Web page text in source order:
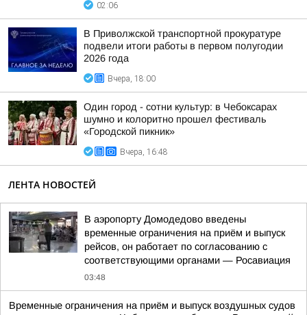
02:06
В Приволжской транспортной прокуратуре
подвели итоги работы в первом полугодии
2026 года
Вчера, 18:00
Один город - сотни культур: в Чебоксарах
шумно и колоритно прошел фестиваль
«Городской пикник»
Вчера, 16:48
ЛЕНТА НОВОСТЕЙ
В аэропорту Домодедово введены
временные ограничения на приём и выпуск
рейсов, он работает по согласованию с
соответствующими органами — Росавиация
03:48
Временные ограничения на приём и выпуск воздушных судов